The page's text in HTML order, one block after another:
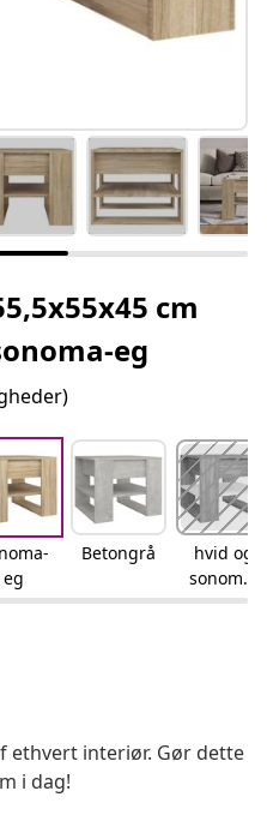
cm
eg
eg
Betongrå
hvid og
sonoma-
egetræsf
ethvert interiør. Gør dette
i dag!